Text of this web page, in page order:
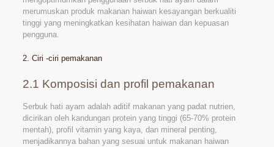
merumuskan produk makanan haiwan kesayangan berkualiti
tinggi yang meningkatkan kesihatan haiwan dan kepuasan
pengguna.
2. Ciri -ciri pemakanan
2.1 Komposisi dan profil pemakanan
Serbuk hati ayam adalah aditif makanan yang padat nutrien,
dicirikan oleh kandungan protein yang tinggi (65-70% protein
mentah), profil vitamin yang kaya, dan mineral penting,
menjadikannya bahan yang sesuai untuk makanan haiwan